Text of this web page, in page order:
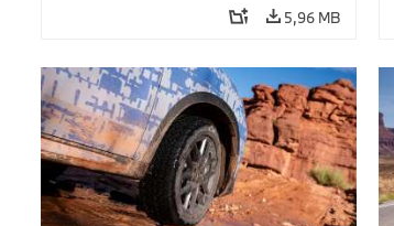
5,96 MB